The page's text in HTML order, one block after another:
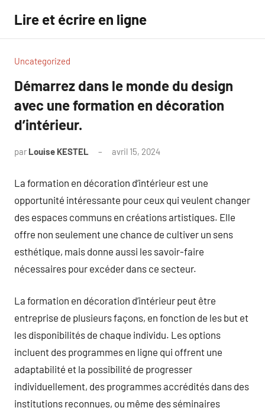
contenu
Lire et écrire en ligne
Uncategorized
Démarrez dans le monde du design
avec une formation en décoration
d’intérieur.
par Louise KESTEL avril 15, 2024
La formation en décoration d’intérieur est une
opportunité intéressante pour ceux qui veulent changer
des espaces communs en créations artistiques. Elle
offre non seulement une chance de cultiver un sens
esthétique, mais donne aussi les savoir-faire
nécessaires pour excéder dans ce secteur.
La formation en décoration d’intérieur peut être
entreprise de plusieurs façons, en fonction de les but et
les disponibilités de chaque individu. Les options
incluent des programmes en ligne qui offrent une
adaptabilité et la possibilité de progresser
individuellement, des programmes accrédités dans des
institutions reconnues, ou même des séminaires